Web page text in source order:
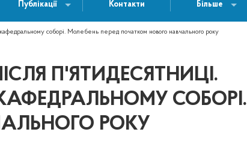
Публікації Контакти Більше
соборі. Молебень перед початком нового навчального року
П'ЯТИДЕСЯТНИЦІ.
СОБОРІ.
РОКУ